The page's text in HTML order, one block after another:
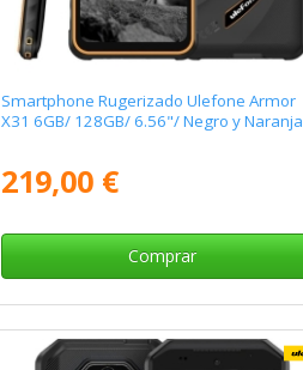
Smartphone Rugerizado Ulefone Armor
X31 6GB/ 128GB/ 6.56"/ Negro y Naranja
219,00 €
Comprar